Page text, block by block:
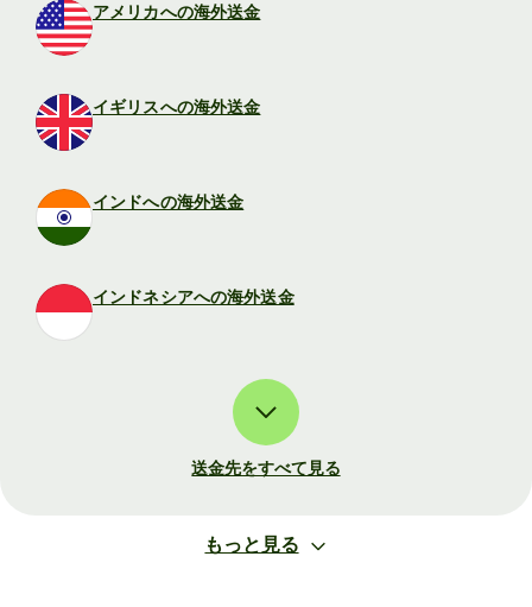
アメリカへの海外送金
イギリスへの海外送金
インドへの海外送金
インドネシアへの海外送金
送金先をすべて見る
もっと見る